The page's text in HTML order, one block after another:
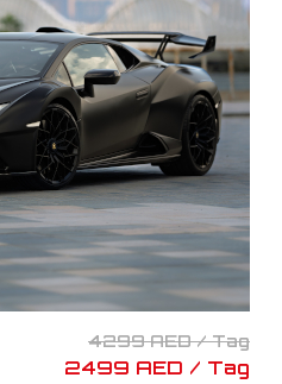
4299 AED / Tag
2499 AED / Tag